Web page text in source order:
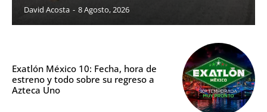
David Acosta - 8 Agosto, 2026
Exatlón México 10: Fecha, hora de
estreno y todo sobre su regreso a
Azteca Uno